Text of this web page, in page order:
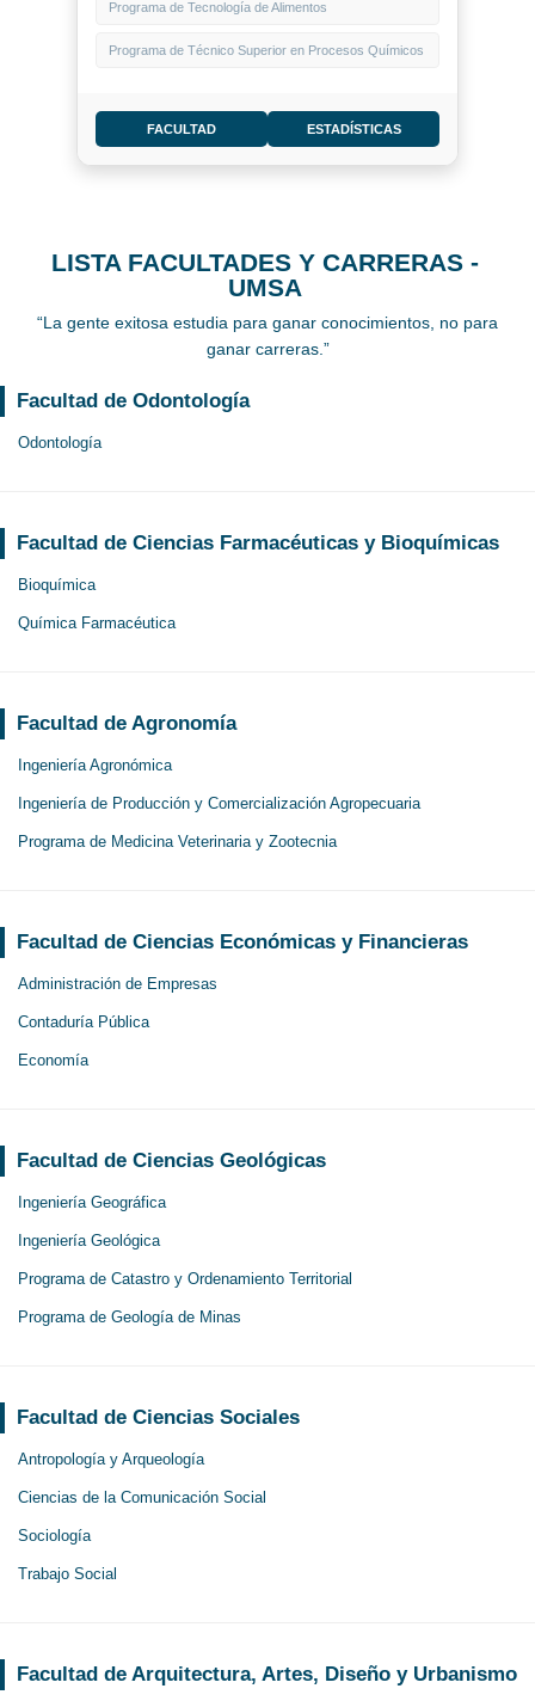
Programa de Tecnología de Alimentos
Programa de Técnico Superior en Procesos Químicos
FACULTAD ESTADÍSTICAS
LISTA FACULTADES Y CARRERAS -
UMSA
“La gente exitosa estudia para ganar conocimientos, no para
ganar carreras.”
Facultad de Odontología
Odontología
Facultad de Ciencias Farmacéuticas y Bioquímicas
Bioquímica
Química Farmacéutica
Facultad de Agronomía
Ingeniería Agronómica
Ingeniería de Producción y Comercialización Agropecuaria
Programa de Medicina Veterinaria y Zootecnia
Facultad de Ciencias Económicas y Financieras
Administración de Empresas
Contaduría Pública
Economía
Facultad de Ciencias Geológicas
Ingeniería Geográfica
Ingeniería Geológica
Programa de Catastro y Ordenamiento Territorial
Programa de Geología de Minas
Facultad de Ciencias Sociales
Antropología y Arqueología
Ciencias de la Comunicación Social
Sociología
Trabajo Social
Facultad de Arquitectura, Artes, Diseño y Urbanismo